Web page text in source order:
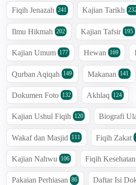
Fiqih Jenazah 241 Kajian Tarikh
Ilmu Hikmah 202 Kajian Tafsir 195
Kajian Umum 177 Hewan 169
Qurban Aqiqah 149 Makanan 141
Dokumen Foto 132 Akhlaq 124
Kajian Ushul Fiqih 120 Biografi
Wakaf dan Masjid 111 Fiqih Zakat
Kajian Nahwu 106 Fiqih
Pakaian Perhiasan 86 Daftar Isi